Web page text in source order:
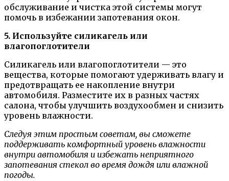
обслуживание и чистка этой системы могут
помочь в избежании запотевания окон.
5. Используйте силикагель или
влагопоглотители
Силикагель или влагопоглотители — это
вещества, которые помогают удерживать влагу и
предотвращать ее накопление внутри
автомобиля. Разместите их в разных частях
салона, чтобы улучшить воздухообмен и снизить
уровень влажности.
Следуя этим простым советам, вы сможете
поддерживать комфортный уровень влажности
внутри автомобиля и избежать неприятного
запотевания стекол во время дождя или влажной
погоды.